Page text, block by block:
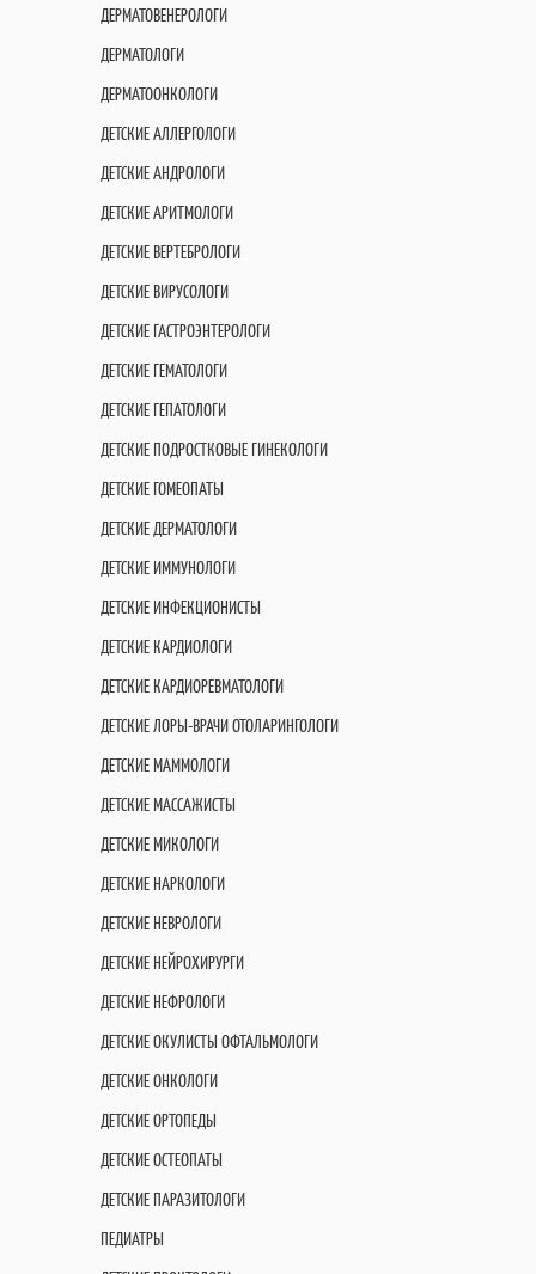
ДЕРМАТОВЕНЕРОЛОГИ
ДЕРМАТОЛОГИ
ДЕРМАТООНКОЛОГИ
ДЕТСКИЕ АЛЛЕРГОЛОГИ
ДЕТСКИЕ АНДРОЛОГИ
ДЕТСКИЕ АРИТМОЛОГИ
ДЕТСКИЕ ВЕРТЕБРОЛОГИ
ДЕТСКИЕ ВИРУСОЛОГИ
ДЕТСКИЕ ГАСТРОЭНТЕРОЛОГИ
ДЕТСКИЕ ГЕМАТОЛОГИ
ДЕТСКИЕ ГЕПАТОЛОГИ
ДЕТСКИЕ ПОДРОСТКОВЫЕ ГИНЕКОЛОГИ
ДЕТСКИЕ ГОМЕОПАТЫ
ДЕТСКИЕ ДЕРМАТОЛОГИ
ДЕТСКИЕ ИММУНОЛОГИ
ДЕТСКИЕ ИНФЕКЦИОНИСТЫ
ДЕТСКИЕ КАРДИОЛОГИ
ДЕТСКИЕ КАРДИОРЕВМАТОЛОГИ
ДЕТСКИЕ ЛОРЫ-ВРАЧИ ОТОЛАРИНГОЛОГИ
ДЕТСКИЕ МАММОЛОГИ
ДЕТСКИЕ МАССАЖИСТЫ
ДЕТСКИЕ МИКОЛОГИ
ДЕТСКИЕ НАРКОЛОГИ
ДЕТСКИЕ НЕВРОЛОГИ
ДЕТСКИЕ НЕЙРОХИРУРГИ
ДЕТСКИЕ НЕФРОЛОГИ
ДЕТСКИЕ ОКУЛИСТЫ ОФТАЛЬМОЛОГИ
ДЕТСКИЕ ОНКОЛОГИ
ДЕТСКИЕ ОРТОПЕДЫ
ДЕТСКИЕ ОСТЕОПАТЫ
ДЕТСКИЕ ПАРАЗИТОЛОГИ
ПЕДИАТРЫ